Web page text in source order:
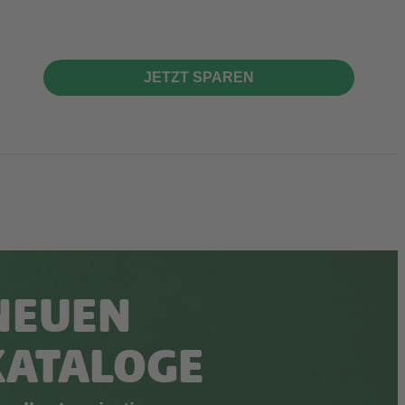
JETZT SPAREN